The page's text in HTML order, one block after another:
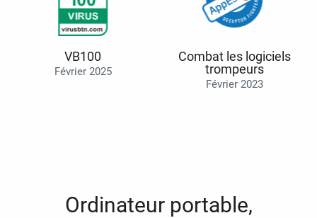
VB100
Février 2025
Combat les logiciels
trompeurs
Février 2023
Ordinateur portable,